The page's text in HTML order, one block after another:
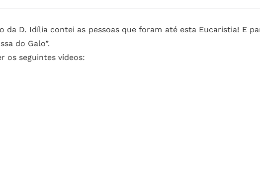
D. Idília contei as pessoas que foram até esta Eucaristia! E
do Galo”.
os seguintes vídeos: